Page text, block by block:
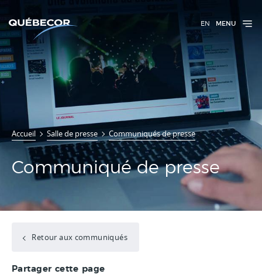
EN MENU
Accueil Salle de presse Communiqués de presse
Communiqué de presse
Retour aux communiqués
Partager cette page